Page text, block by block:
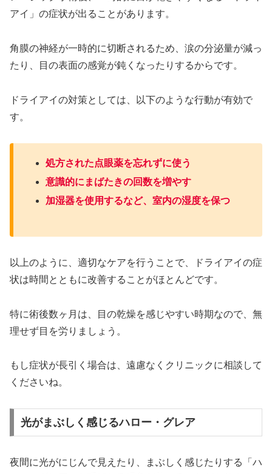
アイ」の症状が出ることがあります。
角膜の神経が一時的に切断されるため、涙の分泌量が減っ
たり、目の表面の感覚が鈍くなったりするからです。
ドライアイの対策としては、以下のような行動が有効で
す。
処方された点眼薬を忘れずに使う
意識的にまばたきの回数を増やす
加湿器を使用するなど、室内の湿度を保つ
以上のように、適切なケアを行うことで、ドライアイの症
状は時間とともに改善することがほとんどです。
特に術後数ヶ月は、目の乾燥を感じやすい時期なので、無
理せず目を労りましょう。
もし症状が長引く場合は、遠慮なくクリニックに相談して
くださいね。
光がまぶしく感じるハロー・グレア
夜間に光がにじんで見えたり、まぶしく感じたりする「ハ